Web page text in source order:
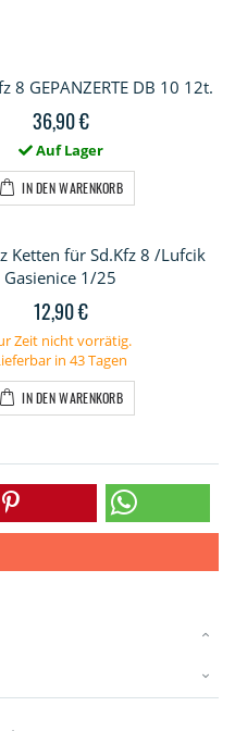
8 GEPANZERTE DB 10 12t.
36,90 €
Auf Lager
IN DEN WARENKORB
Ketten für Sd.Kfz 8 /Lufcik
Gasienice 1/25
12,90 €
Zeit nicht vorrätig.
in 43 Tagen
IN DEN WARENKORB